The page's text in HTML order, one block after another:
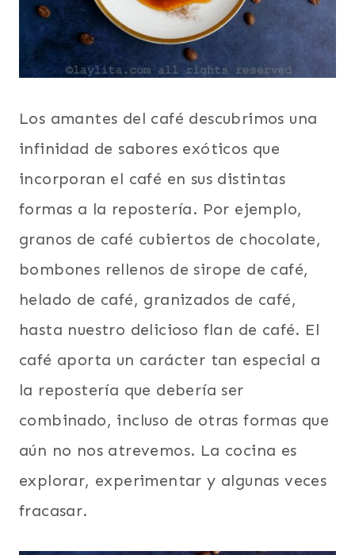
Los amantes del café descubrimos una
infinidad de sabores exóticos que
incorporan el café en sus distintas
formas a la repostería. Por ejemplo,
granos de café cubiertos de chocolate,
bombones rellenos de sirope de café,
helado de café, granizados de café,
hasta nuestro delicioso flan de café. El
café aporta un carácter tan especial a
la repostería que debería ser
combinado, incluso de otras formas que
aún no nos atrevemos. La cocina es
explorar, experimentar y algunas veces
fracasar.